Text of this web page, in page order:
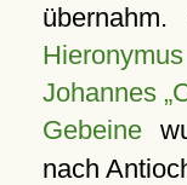
Hieronymus
Johannes
Gebeine
nach